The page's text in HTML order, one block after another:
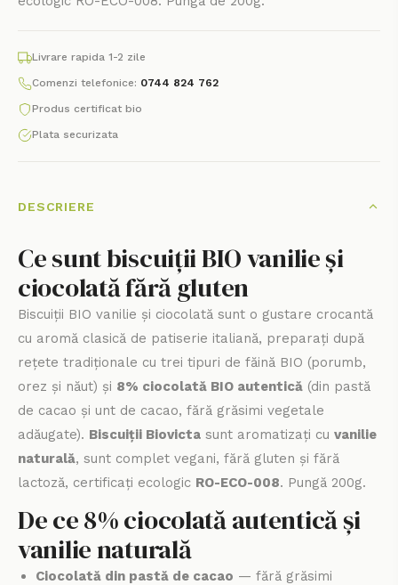
Livrare rapida 1-2 zile
Comenzi telefonice: 0744 824 762
Produs certificat bio
Plata securizata
DESCRIERE
Ce sunt biscuiții BIO vanilie și
ciocolată fără gluten
Biscuiții BIO vanilie și ciocolată sunt o gustare crocantă
cu aromă clasică de patiserie italiană, preparați după
rețete tradiționale cu trei tipuri de făină BIO (porumb,
orez și năut) și 8% ciocolată BIO autentică (din pastă
de cacao și unt de cacao, fără grăsimi vegetale
adăugate). Biscuiții Biovicta sunt aromatizați cu vanilie
naturală, sunt complet vegani, fără gluten și fără
lactoză, certificați ecologic RO-ECO-008. Pungă 200g.
De ce 8% ciocolată autentică și
vanilie naturală
Ciocolată din pastă de cacao — fără grăsimi